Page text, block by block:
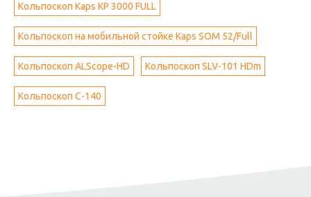
Кольпоскоп Kaps KP 3000 FULL
Кольпоскоп на мобильной стойке Kaps SOM 52/Full
Кольпоскоп ALScope-HD Кольпоскоп SLV-101 HDm
Кольпоскоп С-140